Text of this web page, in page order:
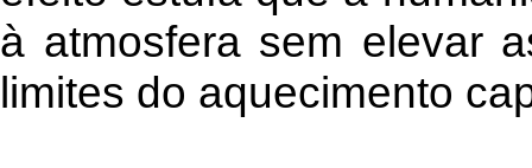
à atmosfera sem elevar
limites do aquecimento